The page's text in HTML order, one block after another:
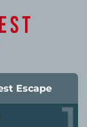
Escape